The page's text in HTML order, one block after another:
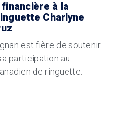
financière à la
Charlyne
est fière de soutenir
participation au
de ringuette.